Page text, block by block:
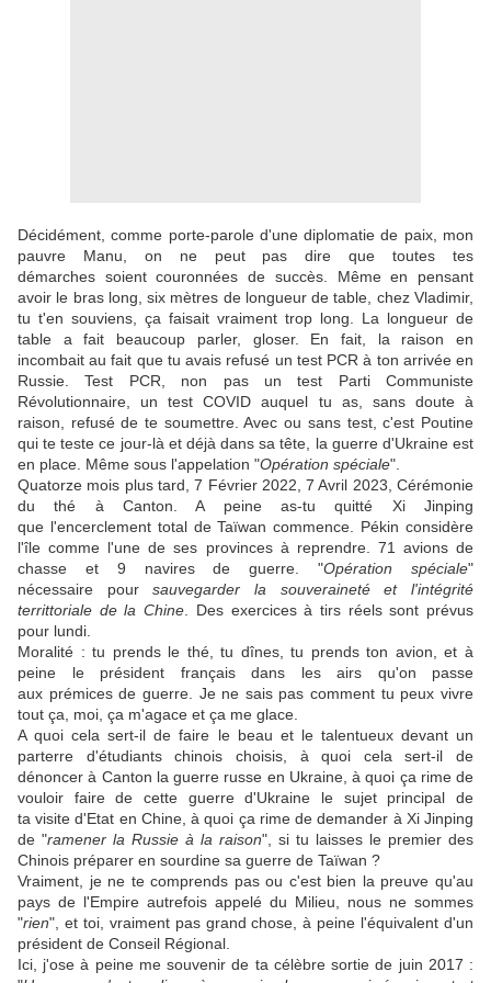
Décidément, comme porte-parole d'une diplomatie de paix, mon
pauvre Manu, on ne peut pas dire que toutes tes
démarches soient couronnées de succès. Même en pensant
avoir le bras long, six mètres de longueur de table, chez Vladimir,
tu t'en souviens, ça faisait vraiment trop long. La longueur de
table a fait beaucoup parler, gloser. En fait, la raison en
incombait au fait que tu avais refusé un test PCR à ton arrivée en
Russie. Test PCR, non pas un test Parti Communiste
Révolutionnaire, un test COVID auquel tu as, sans doute à
raison, refusé de te soumettre. Avec ou sans test, c'est Poutine
qui te teste ce jour-là et déjà dans sa tête, la guerre d'Ukraine est
en place. Même sous l'appelation "Opération spéciale".
Quatorze mois plus tard, 7 Février 2022, 7 Avril 2023, Cérémonie
du thé à Canton. A peine as-tu quitté Xi Jinping
que l'encerclement total de Taïwan commence. Pékin considère
l'île comme l'une de ses provinces à reprendre. 71 avions de
chasse et 9 navires de guerre. "Opération spéciale"
nécessaire poursauvegarder la souveraineté et l'intégrité
territtoriale de la Chine . Des exercices à tirs réels sont prévus
pour lundi.
Moralité : tu prends le thé, tu dînes, tu prends ton avion, et à
peine le président français dans les airs qu'on passe
aux prémices de guerre. Je ne sais pas comment tu peux vivre
tout ça, moi, ça m'agace et ça me glace.
A quoi cela sert-il de faire le beau et le talentueux devant un
parterre d'étudiants chinois choisis, à quoi cela sert-il de
dénoncer à Canton la guerre russe en Ukraine, à quoi ça rime de
vouloir faire de cette guerre d'Ukraine le sujet principal de
ta visite d'Etat en Chine, à quoi ça rime de demander à Xi Jinping
de "ramener la Russie à la raison", si tu laisses le premier des
Chinois préparer en sourdine sa guerre de Taïwan ?
Vraiment, je ne te comprends pas ou c'est bien la preuve qu'au
pays de l'Empire autrefois appelé du Milieu, nous ne sommes
"rien", et toi, vraiment pas grand chose, à peine l'équivalent d'un
président de Conseil Régional.
Ici, j'ose à peine me souvenir de ta célèbre sortie de juin 2017 :